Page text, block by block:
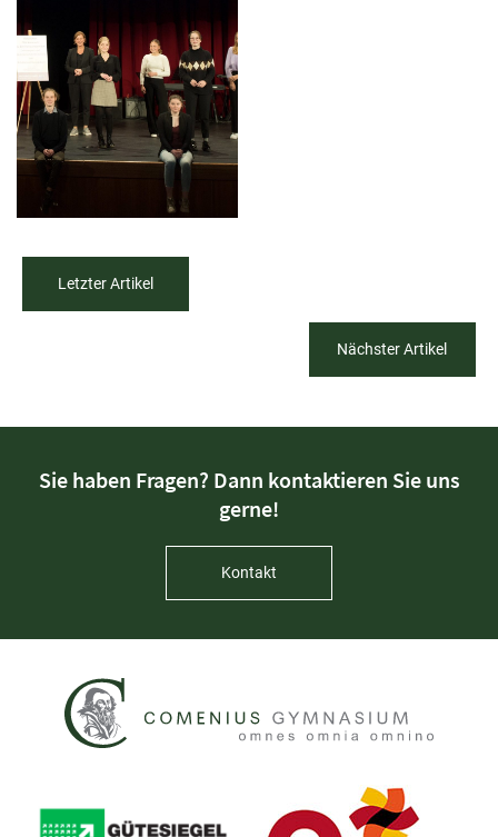
Letzter Artikel
Nächster Artikel
Sie haben Fragen? Dann kontaktieren Sie uns
gerne!
Kontakt